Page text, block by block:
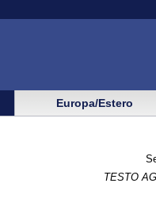
Europa/Estero
TESTO